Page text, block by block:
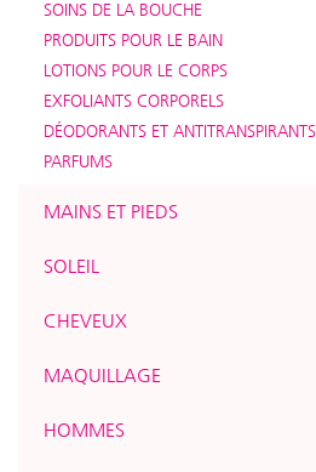
SOINS DE LA BOUCHE
PRODUITS POUR LE BAIN
LOTIONS POUR LE CORPS
EXFOLIANTS CORPORELS
DÉODORANTS ET ANTITRANSPIRANTS
PARFUMS
MAINS ET PIEDS
SOLEIL
CHEVEUX
MAQUILLAGE
HOMMES